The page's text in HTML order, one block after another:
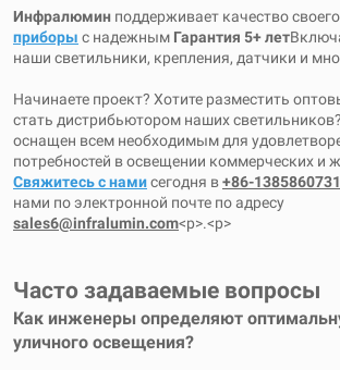
Инфралюмин поддерживает качество своего
приборы с надежным Гарантия 5+ лет
наши светильники, крепления, датчики и
Начинаете проект? Хотите разместить
стать дистрибьютором наших
оснащен всем необходимым для
потребностей в освещении коммерческих и
Свяжитесь с намисегодня в+86-
нами по электронной почте по адресу
sales6@infralumin.com<р>.<р>
Часто задаваемые вопросы
Как инженеры определяют
уличного освещения?